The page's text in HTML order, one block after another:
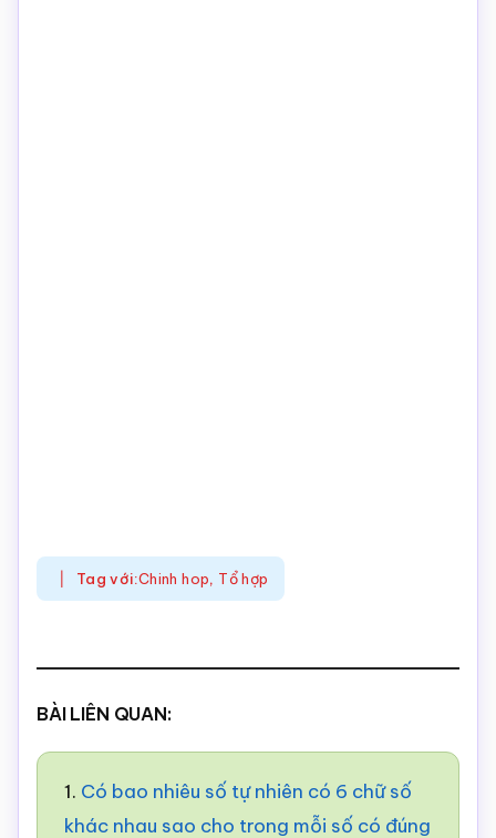
Tag với:Chinh hop, Tổ hợp
BÀI LIÊN QUAN:
1. Có bao nhiêu số tự nhiên có 6 chữ số
khác nhau sao cho trong mỗi số có đúng